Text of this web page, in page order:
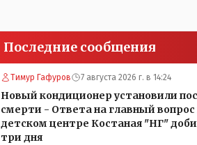
Последние сообщения
Тимур Гафуров 7 августа 2026 г. в 14:24
Новый кондиционер установили
смерти - Ответа на главный
детском центре Костаная "НГ"
три дня